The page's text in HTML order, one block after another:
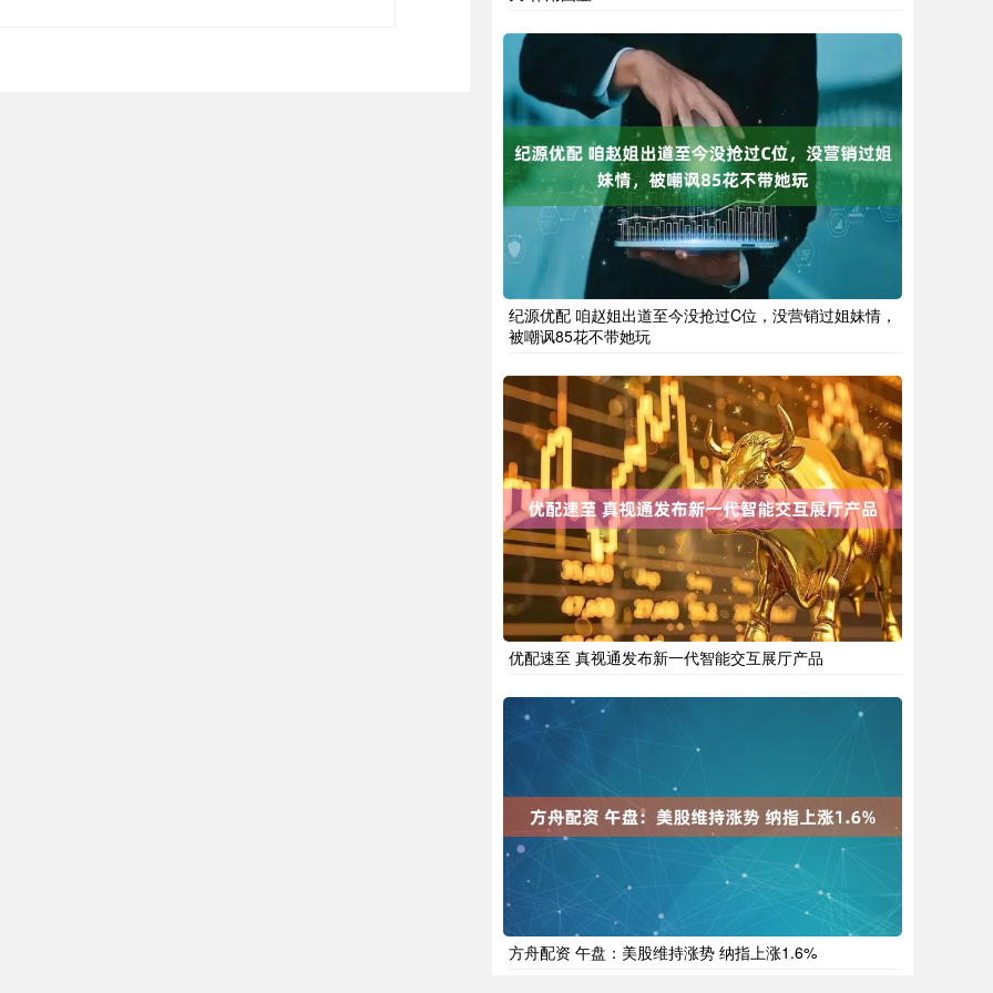
纪源优配 咱赵姐出道至今没抢过C位，没营销过姐妹情，
被嘲讽85花不带她玩
优配速至 真视通发布新一代智能交互展厅产品
方舟配资 午盘：美股维持涨势 纳指上涨1.6%